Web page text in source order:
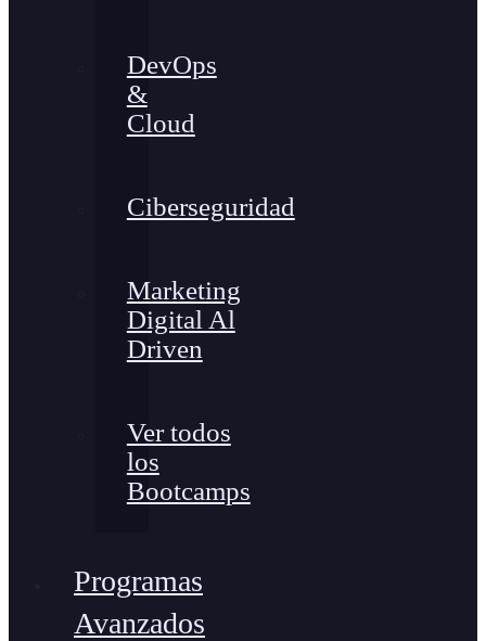
DevOps
&
Cloud
Ciberseguridad
Marketing
Digital Al
Driven
Ver todos
los
Bootcamps
Programas
Avanzados